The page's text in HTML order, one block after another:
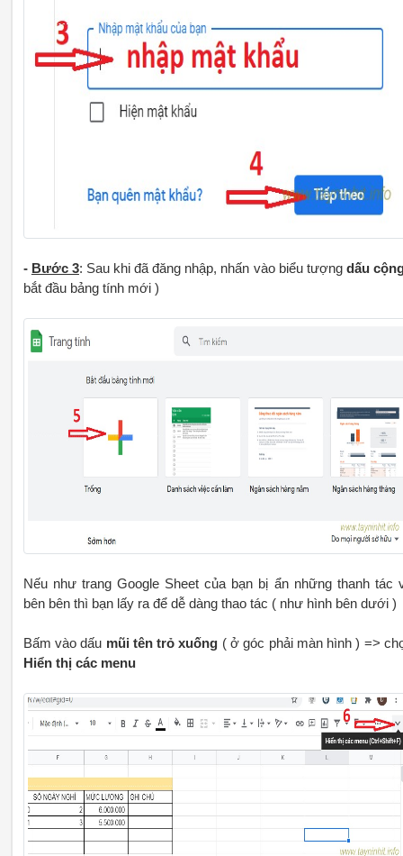
- Bước 3: Sau khi đã đăng nhập, nhấn vào biểu tượng dấu
bắt đầu bảng tính mới )
Nếu như trang Google Sheet của bạn bị ẩn những thanh tác
bên bên thì bạn lấy ra để dễ dàng thao tác ( như hình bên dưới )
Bấm vào dấu mũi tên trỏ xuống ( ở góc phải màn hình ) =>
Hiển thị các menu